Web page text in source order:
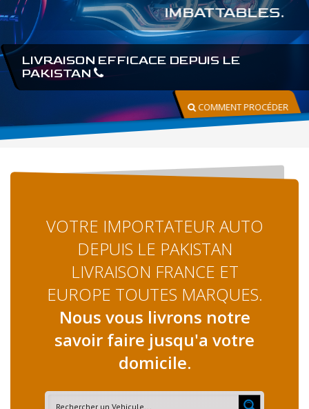
PAKISTANEN 3 SEMAINES.
LIVRAISON A DOMICILE ET
PROFESSIONNELLE
COMMENT PROCÉDER
VOTRE IMPORTATEUR AUTO
DEPUIS LE PAKISTAN
LIVRAISON FRANCE ET
EUROPE TOUTES MARQUES.
Nous vous livrons notre
savoir faire jusqu'a votre
domicile.